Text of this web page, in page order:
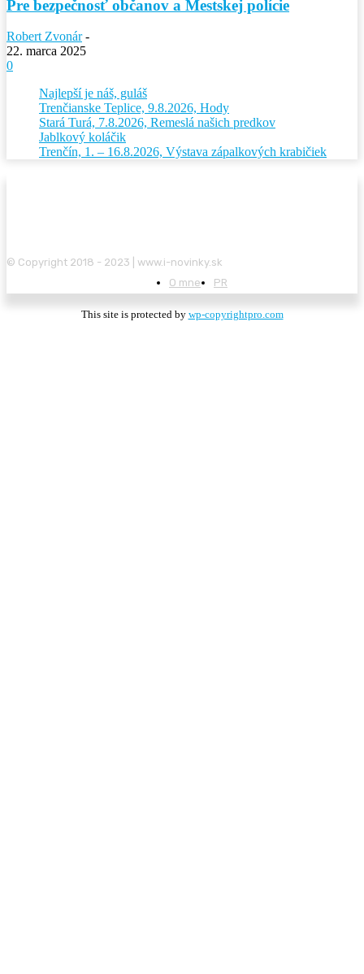
Pre bezpečnosť občanov a Mestskej polície
Robert Zvonár -
22. marca 2025
0
Najlepší je náš, guláš
Trenčianske Teplice, 9.8.2026, Hody
Stará Turá, 7.8.2026, Remeslá našich predkov
Jablkový koláčik
Trenčín, 1. – 16.8.2026, Výstava zápalkových krabičiek
© Copyright 2018 - 2023 | www.i-novinky.sk
O mne
PR
This site is protected by wp-copyrightpro.com